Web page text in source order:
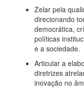
Zelar pela
direcionando
democrática,
políticas
e a sociedade.
Articular a
diretrizes
inovação no